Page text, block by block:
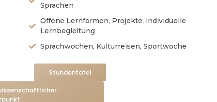
Sprachen
Offene Lernformen, Projekte, individuelle
Lernbegleitung
Sprachwochen, Kulturreisen, Sportwoche
Stundentafel